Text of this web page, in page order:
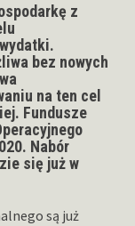
z
bez nowych
na ten cel
Fundusze
Nabór
się już w
są już